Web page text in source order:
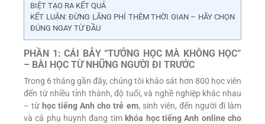
BIỆT TẠO RA KẾT QUẢ
KẾT LUẬN: ĐỪNG LÃNG PHÍ THÊM THỜI GIAN – HÃY CHỌN
ĐÚNG NGAY TỪ ĐẦU
PHẦN 1: CÁI BẪY “TƯỞNG HỌC MÀ KHÔNG HỌC”
– BÀI HỌC TỪ NHỮNG NGƯỜI ĐI TRƯỚC
Trong 6 tháng gần đây, chúng tôi khảo sát hơn 800 học viên
đến từ nhiều tỉnh thành, độ tuổi, và nghề nghiệp khác nhau
– từ học tiếng Anh cho trẻ em, sinh viên, đến người đi làm
và cả phụ huynh đang tìm khóa học tiếng Anh online cho